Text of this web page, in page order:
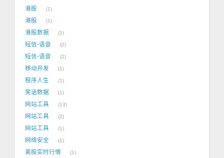
港股 1
港股 1
港股数据 1
短信-语音 2
短信-语音 2
移动开发 1
程序人生 1
笑话数据 1
网站工具 13
网站工具 2
网站工具 1
网络安全 1
美股实时行情 1